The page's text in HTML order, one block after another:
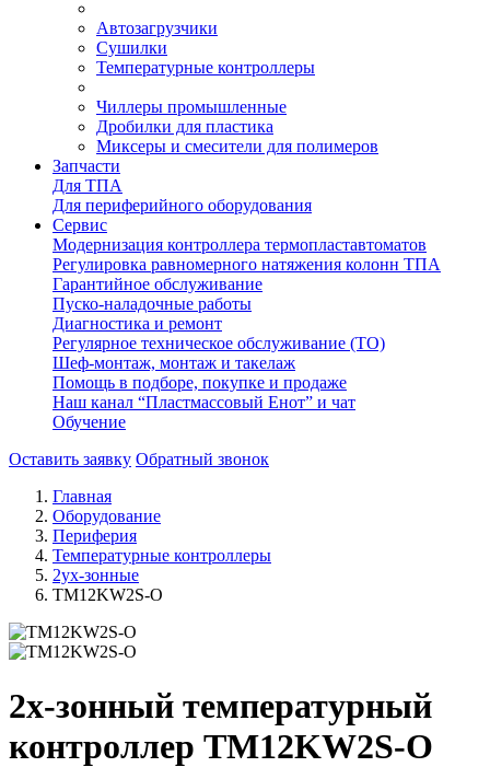
Автозагрузчики
Сушилки
Температурные контроллеры
Чиллеры промышленные
Дробилки для пластика
Миксеры и смесители для полимеров
Запчасти
Для ТПА
Для периферийного оборудования
Сервис
Модернизация контроллера термопластавтоматов
Регулировка равномерного натяжения колонн ТПА
Гарантийное обслуживание
Пуско-наладочные работы
Диагностика и ремонт
Регулярное техническое обслуживание (ТО)
Шеф-монтаж, монтаж и такелаж
Помощь в подборе, покупке и продаже
Наш канал “Пластмассовый Енот” и чат
Обучение
Оставить заявку Обратный звонок
Главная
Оборудование
Периферия
Температурные контроллеры
2ух-зонные
TM12KW2S-O
2х-зонный температурный
контроллер TM12KW2S-O